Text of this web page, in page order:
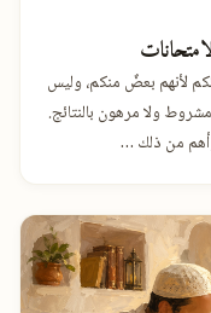
لأنهم بعضٌ منكم، وليس
ولا مرهون بالنتائج.
وأهم من ذلك …